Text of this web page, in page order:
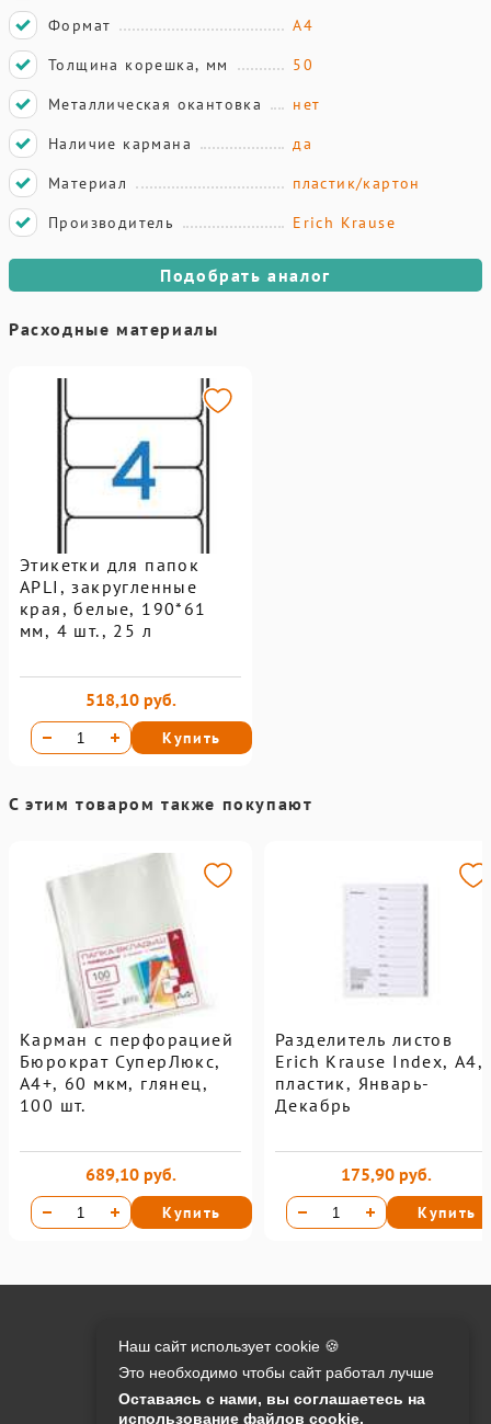
Формат
А4
Толщина корешка, мм
50
Металлическая окантовка
нет
Наличие кармана
да
Материал
пластик/картон
Производитель
Erich Krause
Подобрать аналог
Расходные материалы
Этикетки для папок
APLI, закругленные
края, белые, 190*61
мм, 4 шт., 25 л
518,10 руб.
Купить
С этим товаром также покупают
Карман с перфорацией
Бюрократ СуперЛюкс,
А4+, 60 мкм, глянец,
100 шт.
689,10 руб.
Купить
Разделитель листов
Erich Krause Index, А4,
пластик, Январь-
Декабрь
175,90 руб.
Купить
Контакты:
Онлайн оплата на сайте:
Наш сайт использует cookie 🍪
Это необходимо чтобы сайт работал лучше
Оставаясь с нами, вы соглашаетесь на
использование файлов cookie.